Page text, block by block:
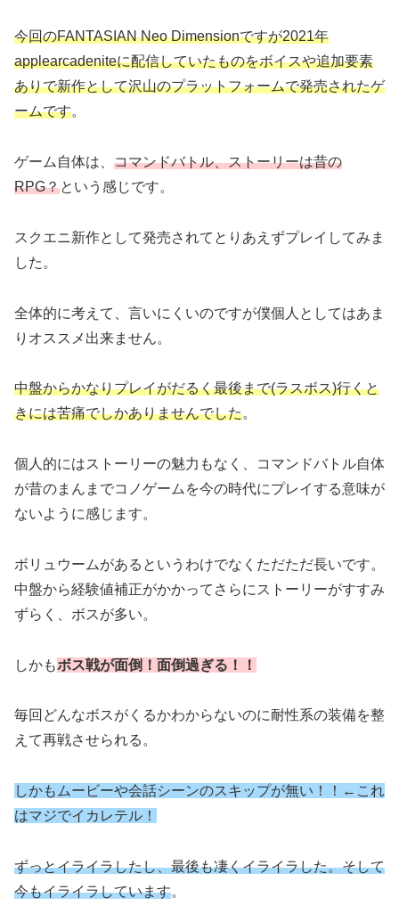
今回のFANTASIAN Neo Dimensionですが2021年
applearcadeniteに配信していたものをボイスや追加要素
ありで新作として沢山のプラットフォームで発売されたゲ
ームです。
ゲーム自体は、 コマンドバトル、ストーリーは昔の
RPG？という感じです。
スクエニ新作として発売されてとりあえずプレイしてみま
した。
全体的に考えて、言いにくいのですが僕個人としてはあま
りオススメ出来ません。
中盤からかなりプレイがだるく最後まで(ラスボス)行くと
きには苦痛でしかありませんでした。
個人的にはストーリーの魅力もなく、コマンドバトル自体
が昔のまんまでコノゲームを今の時代にプレイする意味が
ないように感じます。
ボリュウームがあるというわけでなくただただ長いです。
中盤から経験値補正がかかってさらにストーリーがすすみ
ずらく、ボスが多い。
しかもボス戦が面倒！面倒過ぎる！！
毎回どんなボスがくるかわからないのに耐性系の装備を整
えて再戦させられる。
しかもムービーや会話シーンのスキップが無い！！←これ
はマジでイカレテル！
ずっとイライラしたし、最後も凄くイライラした。そして
今もイライラしています。